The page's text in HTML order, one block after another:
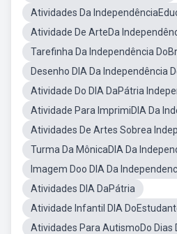
Atividades Da
Atividade De ArteDa
Tarefinha Da Independência
Desenho DIA Da Independência
Atividade Do DIA DaPátria
Atividade Para ImprimiDIA Da
Atividades De Artes Sobrea
Turma Da MônicaDIA Da
Imagem Doo DIA Da
Atividades DIA DaPátria
Atividade Infantil DIA
Atividades Para AutismoDo Dias